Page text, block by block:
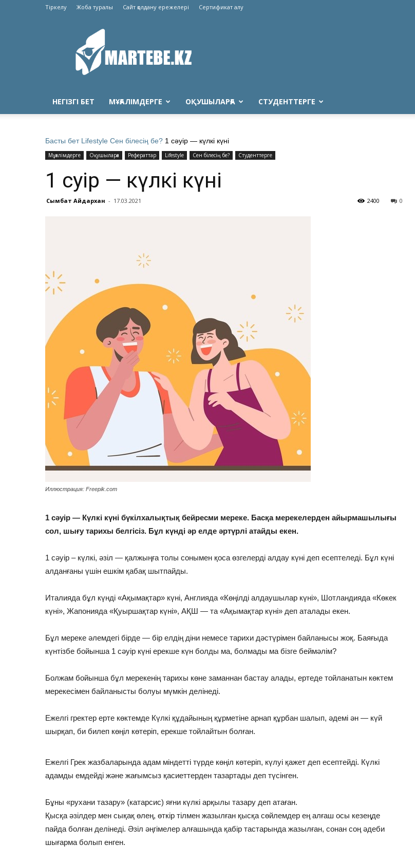
Тіркелу Жоба туралы Сайт қолдану ережелері Сертификат алу
Martebe.kz
білім
сайты
НЕГІЗГІ БЕТ МҰҒАЛІМДЕРГЕ ОҚУШЫЛАРҒА СТУДЕНТТЕРГЕ
Басты бет Lifestyle Сен білесің бе? 1 сәуір — күлкі күні
Мұғалімдерге Оқушыларға Рефераттар Lifestyle Сен білесің бе? Студенттерге
1 сәуір — күлкі күні
Сымбат Айдархан - 17.03.2021 0
2400
Иллюстрация: Freepik.com
1 сәуір — Күлкі күні бүкілхалықтық бейресми мереке. Басқа мерекелерден айырмашылығы
сол, шығу тарихы белгісіз. Бұл күнді әр елде әртүрлі атайды екен.
1 сәуір – күлкі, әзіл — қалжыңға толы сонымен қоса өзгелерді алдау күні деп есептеледі. Бұл күні
алданғаны үшін ешкім қабақ шытпайды.
Италияда бұл күнді «Ақымақтар» күні, Англияда «Көңілді алдаушылар күні», Шотландияда «Көкек
күні», Жапонияда «Қуыршақтар күні», АҚШ — та «Ақымақтар күні» деп аталады екен.
Бұл мереке әлемдегі бірде — бір елдің діни немесе тарихи дәстүрімен байланысы жоқ. Баяғыда
күнтізбе бойынша 1 сәуір күні ерекше күн болды ма, болмады ма бізге беймәлім?
Болжам бойынша бұл мерекенің тарихы көне заманнан бастау алады, ертеде тойланатын көктем
мерекесімен байланысты болуы мүмкін делінеді.
Ежелгі гректер ерте көктемде Күлкі құдайының құрметіне арнап құрбан шалып, әдемі ән — күй
шырқап, би билеп көңіл көтеріп, ерекше тойлайтын болған.
Ежелгі Грек жазбаларында адам міндетті түрде көңіл көтеріп, күлуі қажет деп есептейді. Күлкі
адамды емдейді және жағымсыз қасиеттерден тазартады деп түсінген.
Бұны «рухани тазару» (катарсис) яғни күлкі арқылы тазару деп атаған.
Қысқа әзілдер мен сықақ өлең, өткір тілмен жазылған қысқа сөйлемдер ең алғаш осы кезеңде
пайда болған делінеді. Әзіл әңгімелер алғашында қабір тастарында жазылған, сонан соң әдеби
шығарма болып енген.